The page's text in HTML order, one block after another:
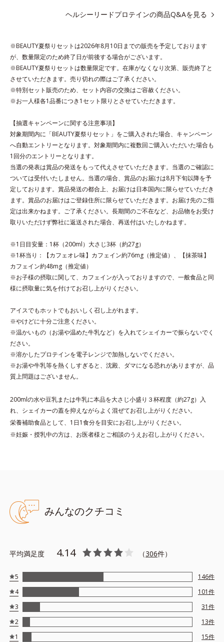
*1 1杯分（約27g）当り。コラーゲン含む。
各商品の詳しい情報は商品ページをご覧ください。
・BEAUTY夏祭りは、 こちら
ヘルシーリードプロテインの商品Q&Aを見る
※BEAUTY夏祭りセットは2026年8月10日までの販売を予定しております
が、数量限定のため終了日が前後する場合がございます。
※BEAUTY夏祭りセットは数量限定です。在庫がなくなり次第、販売終了と
させていただきます。売り切れの際はご了承ください。
※特別セット販売のため、セット内容の交換はご容赦ください。
※お一人様各1品番につき1セット限りとさせていただきます。
【抽選キャンペーンに関する注意事項】
対象期間内に「BEAUTY夏祭りセット」をご購入された場合、キャンペーン
へ自動エントリーとなります。対象期間内に複数回ご購入いただいた場合も
1回分のエントリーとなります。
当選の発表は賞品の発送をもって代えさせていただきます。当選のご確認に
ついては受付いたしません。当選の場合、賞品のお届けは8月下旬以降を予
定しております。賞品発送の都合上、お届けは日本国内に限らせていただき
ます。賞品のお届けはご登録住所に限らせていただきます。お届け先のご指
定は出来かねます。ご了承ください。長期間のご不在など、お品物をお受け
取りいただけず弊社に返送された場合、再送付はいたしかねます。
※1日目安量：1杯（200ml）大さじ3杯（約27g）
※1杯当り：【カフェオレ味】カフェイン約76mg（推定値）、【抹茶味】
カフェイン約48mg（推定値）
※お子様の摂取に関して、カフェインが入っておりますので、一般食品と同
様に摂取量に気を付けてお召し上がりください。
アイスでもホットでもおいしく召し上がれます。
※やけどに十分ご注意ください。
※温かいもの（お湯や温めた牛乳など）を入れてシェイカーで振らないでく
ださい。
※溶かしたプロテインを電子レンジで加熱しないでください。
※お湯や牛乳等を熱くしすぎると、沈殿、ダマになる恐れがありますが、品
質上問題はございません。
200mlの水や豆乳または牛乳に本品を大さじ小盛り３杯程度（約27g）入
れ、シェイカーの蓋を抑えながらよく混ぜてお召し上がりください。
栄養補助食品として、1日1食分を目安にお召し上がりください。
※妊娠・授乳中の方は、お医者様とご相談のうえお召し上がりください。
みんなのクチコミ
平均満足度 4.14 （306件）
5 146件
4
101件
3
31件
2
13件
1
15件